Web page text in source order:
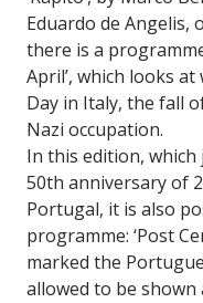
Eduardo de Angelis,
there is a
April’, which looks
Day in Italy, the fall
Nazi occupation.
In this edition,
50th anniversary of
Portugal, it is also
programme: ‘Post
marked the
allowed to be